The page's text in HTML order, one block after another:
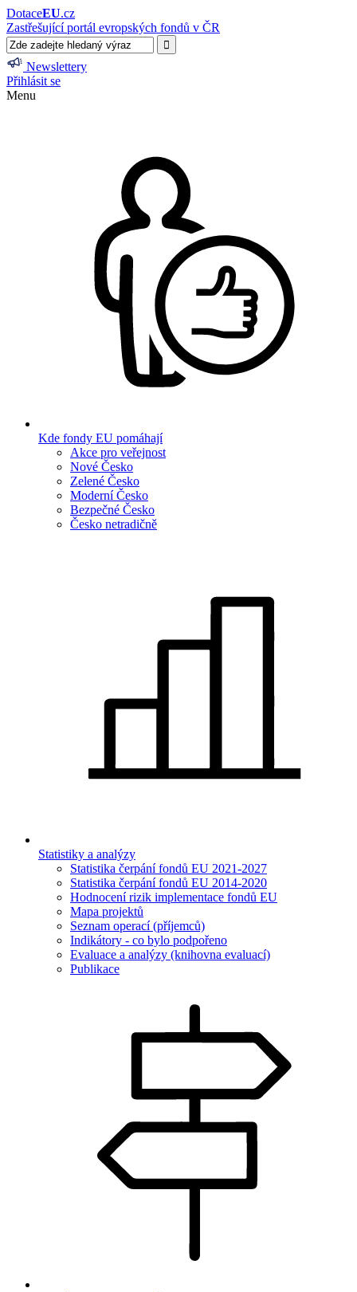
DotaceEU.cz
Zastřešující portál evropských fondů v ČR
Newslettery
Přihlásit se
Menu
Kde fondy EU pomáhají
Akce pro veřejnost
Nové Česko
Zelené Česko
Moderní Česko
Bezpečné Česko
Česko netradičně
Statistiky a analýzy
Statistika čerpání fondů EU 2021-2027
Statistika čerpání fondů EU 2014-2020
Hodnocení rizik implementace fondů EU
Mapa projektů
Seznam operací (příjemců)
Indikátory - co bylo podpořeno
Evaluace a analýzy (knihovna evaluací)
Publikace